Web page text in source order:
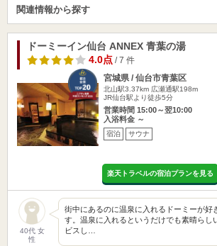
関連情報から探す
ドーミーイン仙台 ANNEX 青葉の湯
4.0点/ 7 件
宮城県 / 仙台市青葉区
北山駅3.37km 広瀬通駅198m
JR仙台駅より徒歩5分
営業時間 15:00～翌10:00
入浴料金 ～
宿泊 サウナ
楽天トラベルの宿泊プランを見る
40代 女
性
街中にあるのに温泉に入れるドーミーが好
す。温泉に入れるというだけでも素晴らし
ビスし…